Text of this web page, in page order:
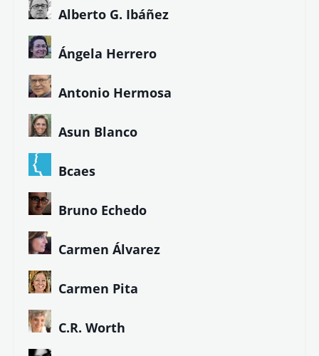
Alberto G. Ibáñez
Ángela Herrero
Antonio Hermosa
Asun Blanco
Bcaes
Bruno Echedo
Carmen Álvarez
Carmen Pita
C.R. Worth